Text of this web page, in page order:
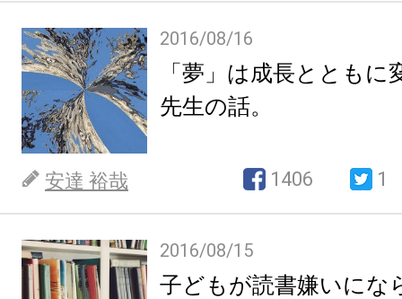
2016/08/16
「夢」は成長ととも
先生の話。
安達 裕哉 1406 1
2016/08/15
子どもが読書嫌いにな